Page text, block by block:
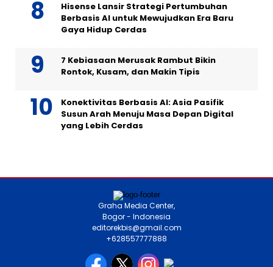
Hisense Lansir Strategi Pertumbuhan
Berbasis AI untuk Mewujudkan Era Baru
Gaya Hidup Cerdas
7 Kebiasaan Merusak Rambut Bikin
Rontok, Kusam, dan Makin Tipis
Konektivitas Berbasis AI: Asia Pasifik
Susun Arah Menuju Masa Depan Digital
yang Lebih Cerdas
Graha Media Center,
Bogor - Indonesia
editorekbis@gmail.com
+628557777888